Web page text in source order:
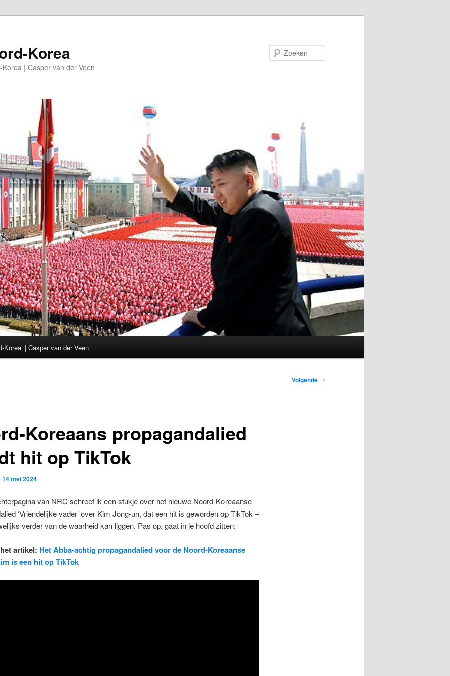
Korea
| Casper van der Veen
Korea’ | Casper van der Veen
Volgende →
Koreaans propagandalied
hit op TikTok
14 mei 2024
van NRC schreef ik een stukje over het nieuwe Noord-Koreaanse
‘Vriendelijke vader’ over Kim Jong-un, dat een hit is geworden op TikTok –
verder van de waarheid kan liggen. Pas op: gaat in je hoofd zitten:
artikel: Het Abba-achtig propagandalied voor de Noord-Koreaanse
is een hit op TikTok